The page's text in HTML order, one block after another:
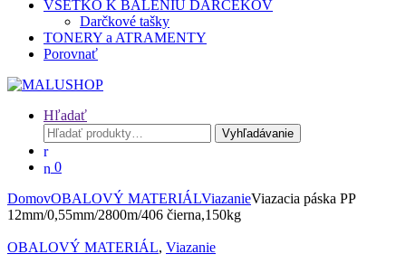
VŠETKO K BALENIU DARČEKOV
Darčkové tašky
TONERY a ATRAMENTY
Porovnať
Hľadať
Hľadať:
Vyhľadávanie
0
DomovOBALOVÝ MATERIÁLViazanieViazacia páska PP
12mm/0,55mm/2800m/406 čierna,150kg
OBALOVÝ MATERIÁL, Viazanie